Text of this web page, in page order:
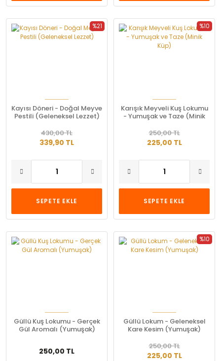
%21
Kayısı Döneri - Doğal Meyve
Pestili (Geleneksel Lezzet)
339,90 TL
430,00 TL
SEPETE EKLE
%10
Karışık Meyveli Kuş Lokumu
- Yumuşak ve Taze (Minik
225,00 TL
250,00 TL
SEPETE EKLE
Güllü Kuş Lokumu - Gerçek
Gül Aromalı (Yumuşak)
250,00 TL
%10
Güllü Lokum - Geleneksel
Kare Kesim (Yumuşak)
225,00 TL
250,00 TL